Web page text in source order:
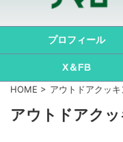
プロフィール
X＆FB
HOME > アウトドアクッ
アウトドアク